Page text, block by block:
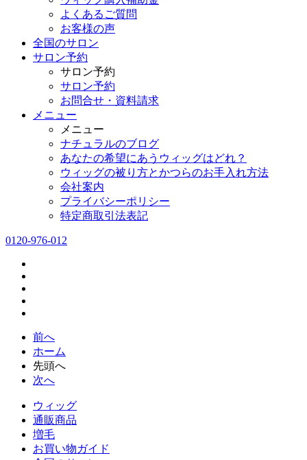
よくあるご質問
お客様の声
全国のサロン
サロン予約
サロン予約
サロン予約
お問合せ・資料請求
メニュー
メニュー
ナチュラルのブログ
あなたの希望にあうウィッグはどれ？
ウィッグの被り方とかつらのお手入れ方法
会社案内
プライバシーポリシー
特定商取引法表記
0120-976-012
前へ
ホーム
先頭へ
次へ
ウィッグ
通販商品
増毛
お買い物ガイド